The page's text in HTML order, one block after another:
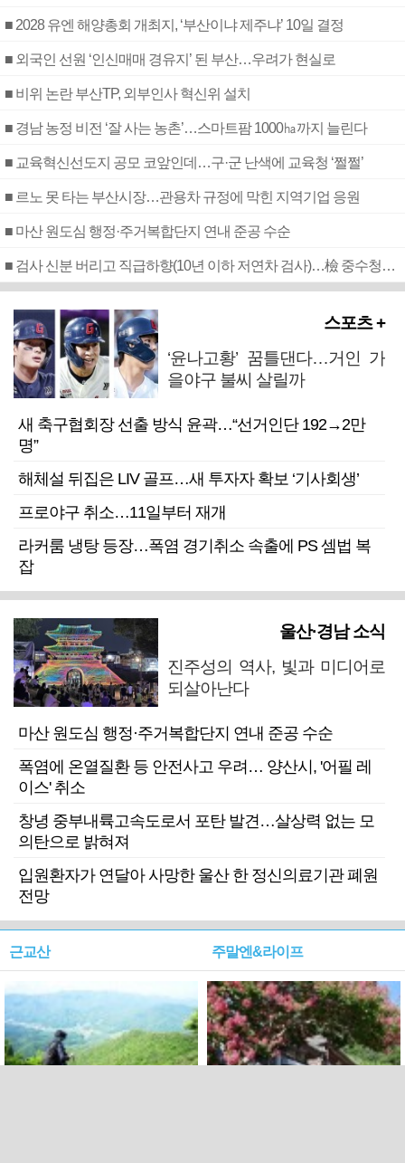
■ 2028 유엔 해양총회 개최지, ‘부산이냐 제주냐’ 10일 결정
■ 외국인 선원 ‘인신매매 경유지’ 된 부산…우려가 현실로
■ 비위 논란 부산TP, 외부인사 혁신위 설치
■ 경남 농정 비전 ‘잘 사는 농촌’…스마트팜 1000㏊까지 늘린다
■ 교육혁신선도지 공모 코앞인데…구·군 난색에 교육청 ‘쩔쩔’
■ 르노 못 타는 부산시장…관용차 규정에 막힌 지역기업 응원
■ 마산 원도심 행정·주거복합단지 연내 준공 수순
■ 검사 신분 버리고 직급하향(10년 이하 저연차 검사)…檢 중수청행 기피
스포츠 +
‘윤나고황’ 꿈틀댄다…거인 가
을야구 불씨 살릴까
새 축구협회장 선출 방식 윤곽…“선거인단 192→2만
명”
해체설 뒤집은 LIV 골프…새 투자자 확보 ‘기사회생’
프로야구 취소…11일부터 재개
라커룸 냉탕 등장…폭염 경기취소 속출에 PS 셈법 복
잡
울산·경남 소식
진주성의 역사, 빛과 미디어로
되살아난다
마산 원도심 행정·주거복합단지 연내 준공 수순
폭염에 온열질환 등 안전사고 우려… 양산시, '어필 레
이스' 취소
창녕 중부내륙고속도로서 포탄 발견…살상력 없는 모
의탄으로 밝혀져
입원환자가 연달아 사망한 울산 한 정신의료기관 폐원
전망
근교산 주말엔&라이프